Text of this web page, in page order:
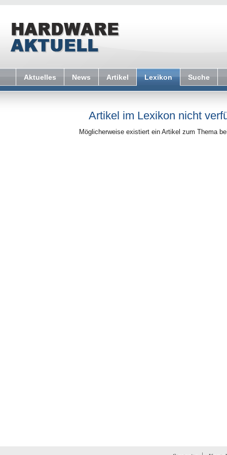
Aktuelles News Artikel Lexikon Suche
Artikel im Lexikon nicht
Möglicherweise existiert ein Artikel zum Thema